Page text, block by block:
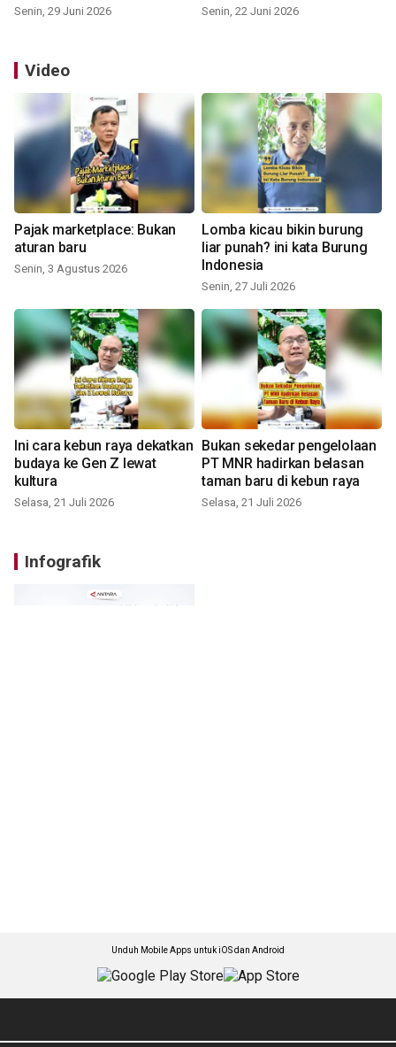
Senin, 29 Juni 2026 Senin, 22 Juni 2026
Video
Pajak marketplace: Bukan
aturan baru
Senin, 3 Agustus 2026
Lomba kicau bikin burung
liar punah? ini kata Burung
Indonesia
Senin, 27 Juli 2026
Ini cara kebun raya dekatkan
budaya ke Gen Z lewat
kultura
Selasa, 21 Juli 2026
Bukan sekedar pengelolaan
PT MNR hadirkan belasan
taman baru di kebun raya
Selasa, 21 Juli 2026
Infografik
Unduh Mobile Apps untuk iOS dan Android